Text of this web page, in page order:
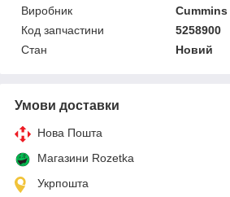
Виробник
Cummins
Код запчастини
5258900
Стан
Новий
Умови доставки
Нова Пошта
Магазини Rozetka
Укрпошта